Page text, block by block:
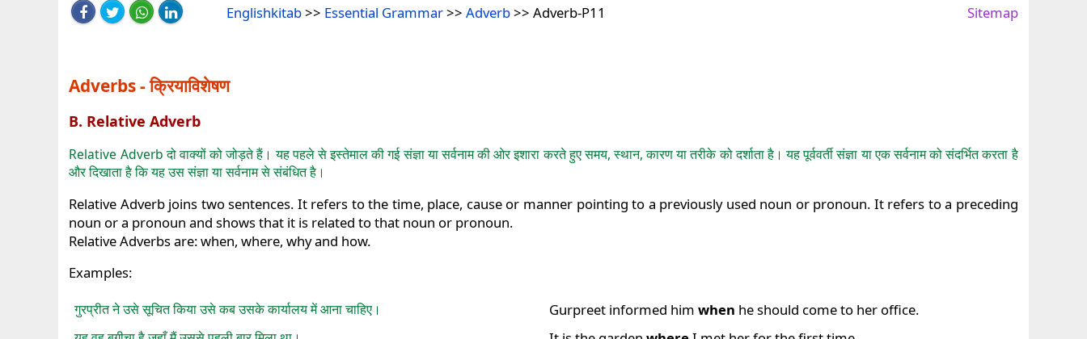
Englishkitab>> Essential Grammar>>Adverb>> Adverb-P11 Sitemap
Adverbs - क्रियाविशेषण
B. Relative Adverb
Relative Adverb दो वाक्यों को जोड़ते हैं। यह पहले से इस्तेमाल की गई संज्ञा या सर्वनाम की ओर इशारा करते हुए समय, स्थान, कारण या तरीके को दर्शाता है। यह पूर्ववर्ती संज्ञा या एक सर्वनाम को संदर्भित करता है
और दिखाता है कि यह उस संज्ञा या सर्वनाम से संबंधित है।
Relative Adverb joins two sentences. It refers to the time, place, cause or manner pointing to a previously used noun or pronoun. It refers to a preceding
noun or a pronoun and shows that it is related to that noun or pronoun.
Relative Adverbs are: when, where, why and how.
Examples:
गुरप्रीत ने उसे सूचित किया उसे कब उसके कार्यालय में आना चाहिए। Gurpreet informed himwhen he should come to her office.